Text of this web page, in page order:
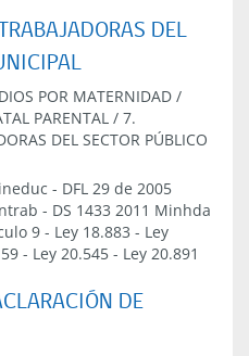
DEL
POR MATERNIDAD /
PARENTAL / 7.
DEL SECTOR PÚBLICO
- DFL 29 de 2005
- DS 1433 2011 Minhda
9 - Ley 18.883 - Ley
- Ley 20.545 - Ley 20.891
DE